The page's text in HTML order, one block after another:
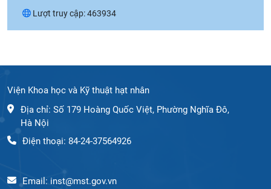
Lượt truy cập:463934
Viện Khoa học và Kỹ thuật hạt nhân
Địa chỉ: Số 179 Hoàng Quốc Việt, Phường Nghĩa Đô,
Hà Nội
Điện thoại: 84-24-37564926
Email: inst@mst.gov.vn